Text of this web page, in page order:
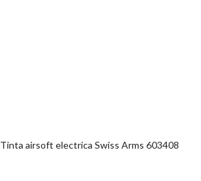
Tinta airsoft electrica Swiss Arms 603408